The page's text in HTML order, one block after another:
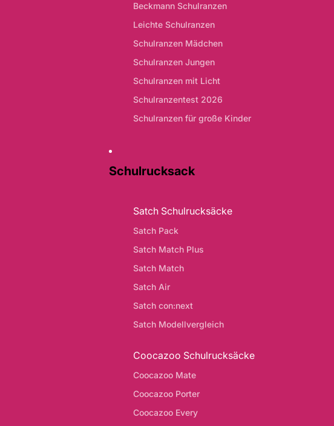
Beckmann Schulranzen
Leichte Schulranzen
Schulranzen Mädchen
Schulranzen Jungen
Schulranzen mit Licht
Schulranzentest 2026
Schulranzen für große Kinder
Schulrucksack
Satch Schulrucksäcke
Satch Pack
Satch Match Plus
Satch Match
Satch Air
Satch con:next
Satch Modellvergleich
Coocazoo Schulrucksäcke
Coocazoo Mate
Coocazoo Porter
Coocazoo Every